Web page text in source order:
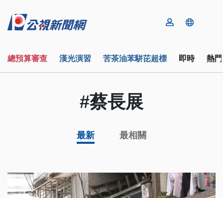
總預算審查 漢光演習 苦茶油苯駢芘超標 即時 熱
#蔡長展
最新 最相關